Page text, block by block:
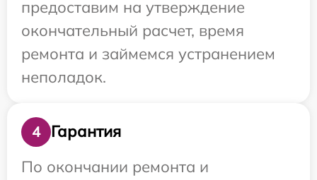
предоставим на утверждение
окончательный расчет, время
ремонта и займемся устранением
неполадок.
4
Гарантия
По окончании ремонта и